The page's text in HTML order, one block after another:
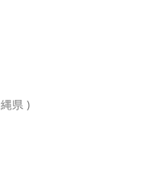
県 )